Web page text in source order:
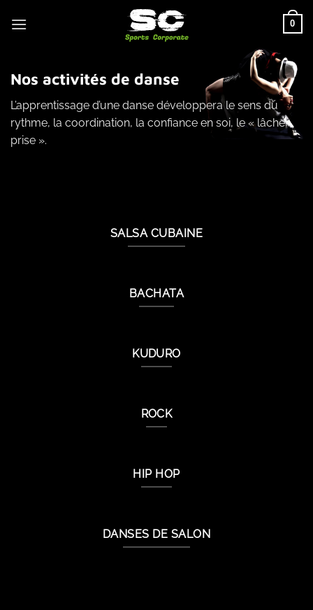
au
0
Nos activités de danse
L’apprentissage d’une danse développera le sens du
rythme, la coordination, la confiance en soi, le « lâcher
prise ».
SALSA CUBAINE
BACHATA
KUDURO
ROCK
HIP HOP
DANSES DE SALON